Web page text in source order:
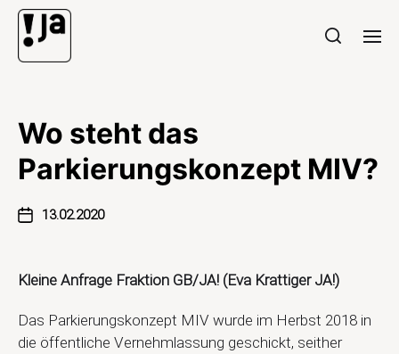
Wo steht das
Parkierungskonzept MIV?
13.02.2020
Kleine Anfrage Fraktion GB/JA! (Eva Krattiger JA!)
Das Parkierungskonzept MIV wurde im Herbst 2018 in
die öffentliche Vernehmlassung geschickt, seither